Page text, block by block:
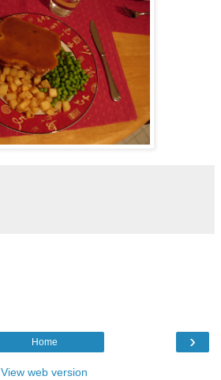
›
Home
View web version